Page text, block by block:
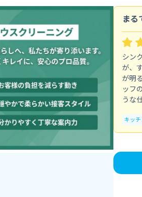
まる
シン
が、
が明
ッフ
うな
キッ